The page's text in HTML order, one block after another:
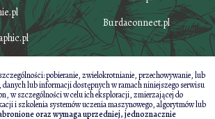
Burdaconnect.pl
pobieranie, zwielokrotnianie, przechowywanie, lub
lub informacji dostępnych w ramach niniejszego serwisu
w szczególności w celu ich eksploracji, zmierzającej do
i szkolenia systemów uczenia maszynowego, algorytmów lub
oraz wymaga uprzedniej, jednoznacznie